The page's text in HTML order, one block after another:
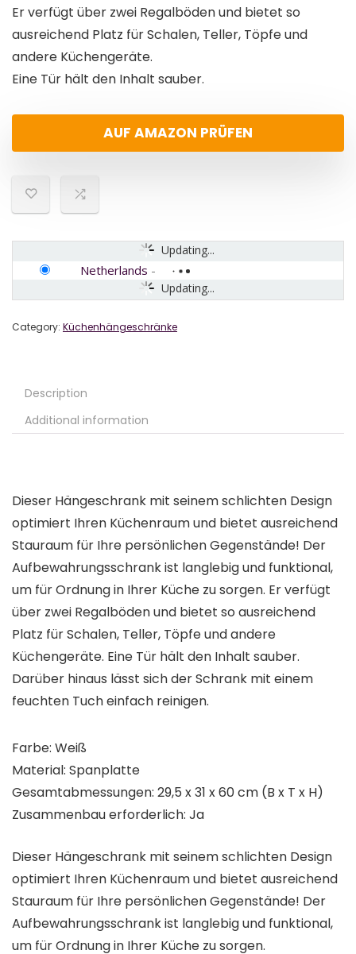
Er verfügt über zwei Regalböden und bietet so
ausreichend Platz für Schalen, Teller, Töpfe und
andere Küchengeräte.
Eine Tür hält den Inhalt sauber.
AUF AMAZON PRÜFEN
Updating...
Updating...
Netherlands -
Category: Küchenhängeschränke
Description
Additional information
Dieser Hängeschrank mit seinem schlichten Design
optimiert Ihren Küchenraum und bietet ausreichend
Stauraum für Ihre persönlichen Gegenstände! Der
Aufbewahrungsschrank ist langlebig und funktional,
um für Ordnung in Ihrer Küche zu sorgen. Er verfügt
über zwei Regalböden und bietet so ausreichend
Platz für Schalen, Teller, Töpfe und andere
Küchengeräte. Eine Tür hält den Inhalt sauber.
Darüber hinaus lässt sich der Schrank mit einem
feuchten Tuch einfach reinigen.
Farbe: Weiß
Material: Spanplatte
Gesamtabmessungen: 29,5 x 31 x 60 cm (B x T x H)
Zusammenbau erforderlich: Ja
Dieser Hängeschrank mit seinem schlichten Design
optimiert Ihren Küchenraum und bietet ausreichend
Stauraum für Ihre persönlichen Gegenstände! Der
Aufbewahrungsschrank ist langlebig und funktional,
um für Ordnung in Ihrer Küche zu sorgen.